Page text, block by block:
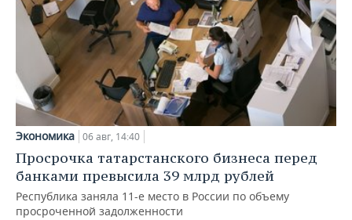
Экономика 06 авг, 14:40
Просрочка татарстанского бизнеса перед
банками превысила 39 млрд рублей
Республика заняла 11-е место в России по объему
просроченной задолженности